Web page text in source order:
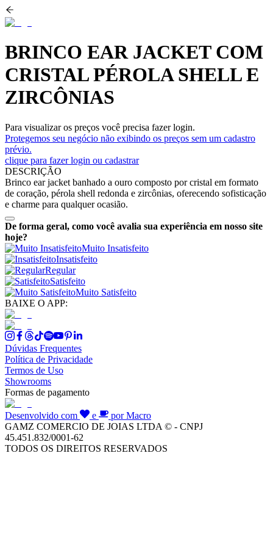
BRINCO EAR JACKET COM
CRISTAL PÉROLA SHELL E
ZIRCÔNIAS
Para visualizar os preços você precisa fazer login.
Protegemos seu negócio não exibindo os preços sem um cadastro
prévio.
clique para fazer login ou cadastrar
DESCRIÇÃO
Brinco ear jacket banhado a ouro composto por cristal em formato
de coração, pérola shell redonda e zircônias, oferecendo sofisticação
e charme para qualquer ocasião.
De forma geral, como você avalia sua experiência em nosso site
hoje?
Muito Insatisfeito
Insatisfeito
Regular
Satisfeito
Muito Satisfeito
BAIXE O APP:
Dúvidas Frequentes
Política de Privacidade
Termos de Uso
Showrooms
Formas de pagamento
Desenvolvido com e
por Macro
GAMZ COMERCIO DE JOIAS LTDA © - CNPJ
45.451.832/0001-62
TODOS OS DIREITOS RESERVADOS